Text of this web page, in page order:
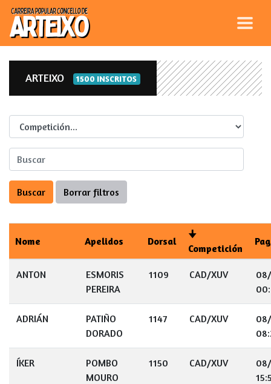
ARTEIXO 1500 INSCRITOS
Competicion
Nome Apelidos Dorsal
Competición
ANTON
ESMORIS
PEREIRA
1109 CAD/XUV
ADRIÁN
PATIÑO
DORADO
1147 CAD/XUV
ÍKER
POMBO
MOURO
1150 CAD/XUV